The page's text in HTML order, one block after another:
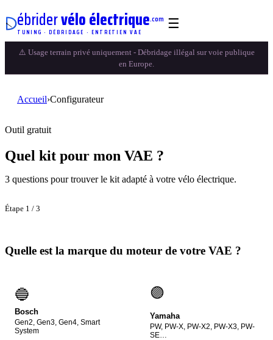
ébridervélo électrique.com
TUNING · DÉBRIDAGE · ENTRETIEN VAE
☰
⚠️ Usage terrain privé uniquement - Débridage illégal sur voie publique
en Europe.
Accueil›Configurateur
Outil gratuit
Quel kit pour mon VAE ?
3 questions pour trouver le kit adapté à votre vélo électrique.
Étape 1 / 3
Quelle est la marque du moteur de votre VAE ?
🔵
Bosch
Gen2, Gen3, Gen4, Smart
System
🟣
Yamaha
PW, PW-X, PW-X2, PW-X3, PW-
SE…